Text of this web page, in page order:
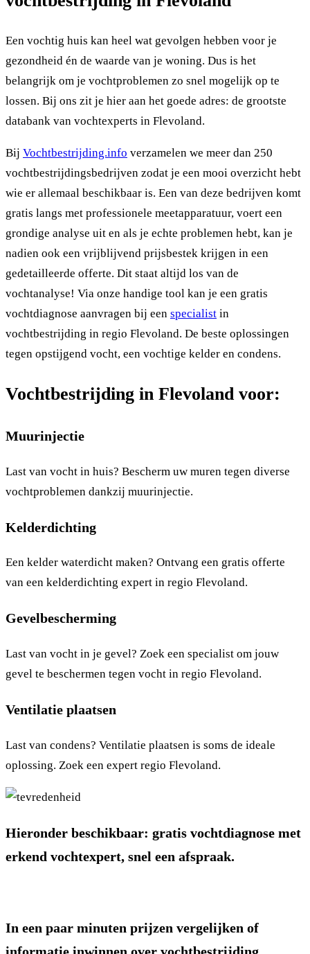
Een vochtig huis kan heel wat gevolgen hebben voor je
gezondheid én de waarde van je woning. Dus is het
belangrijk om je vochtproblemen zo snel mogelijk op te
lossen. Bij ons zit je hier aan het goede adres: de grootste
databank van vochtexperts in Flevoland.
Bij Vochtbestrijding.info verzamelen we meer dan 250
vochtbestrijdingsbedrijven zodat je een mooi overzicht hebt
wie er allemaal beschikbaar is. Een van deze bedrijven komt
gratis langs met professionele meetapparatuur, voert een
grondige analyse uit en als je echte problemen hebt, kan je
nadien ook een vrijblijvend prijsbestek krijgen in een
gedetailleerde offerte. Dit staat altijd los van de
vochtanalyse! Via onze handige tool kan je een gratis
vochtdiagnose aanvragen bij een specialist in
vochtbestrijding in regio Flevoland. De beste oplossingen
tegen opstijgend vocht, een vochtige kelder en condens.
Vochtbestrijding in Flevoland voor:
Muurinjectie
Last van vocht in huis? Bescherm uw muren tegen diverse
vochtproblemen dankzij muurinjectie.
Kelderdichting
Een kelder waterdicht maken? Ontvang een gratis offerte
van een kelderdichting expert in regio Flevoland.
Gevelbescherming
Last van vocht in je gevel? Zoek een specialist om jouw
gevel te beschermen tegen vocht in regio Flevoland.
Ventilatie plaatsen
Last van condens? Ventilatie plaatsen is soms de ideale
oplossing. Zoek een expert regio Flevoland.
Hieronder beschikbaar: gratis vochtdiagnose met
erkend vochtexpert, snel een afspraak.
In een paar minuten prijzen vergelijken of
informatie inwinnen over vochtbestrijding